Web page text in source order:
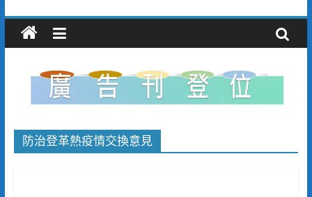
防治登革熱疫情交換意見